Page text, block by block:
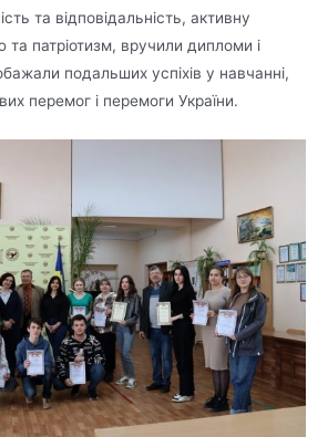
та відповідальність, активну
та патріотизм, вручили дипломи і
подальших успіхів у навчанні,
перемог і перемоги України.